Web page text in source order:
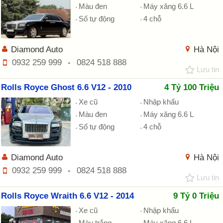
Màu đen
Máy xăng 6.6 L
Số tự động
4 chỗ
Hà Nội
Diamond Auto
0932 259 999
- 0824 518 888
Lưu tin
Rolls Royce Ghost 6.6 V12 - 2010 4 Tỷ 100 Triệu
Xe cũ
Nhập khẩu
Màu đen
Máy xăng 6.6 L
Số tự động
4 chỗ
Hà Nội
Diamond Auto
0932 259 999
- 0824 518 888
Lưu tin
Rolls Royce Wraith 6.6 V12 - 2014 9 Tỷ 0 Triệu
Xe cũ
Nhập khẩu